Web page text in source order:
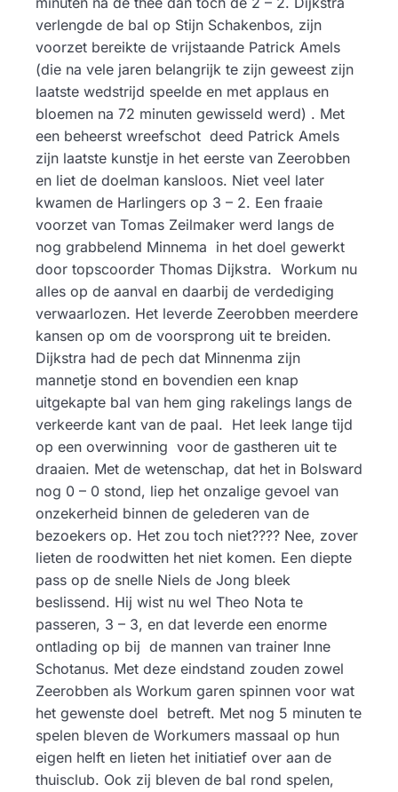
verlengde de bal op Stijn Schakenbos, zijn
voorzet bereikte de vrijstaande Patrick Amels
(die na vele jaren belangrijk te zijn geweest zijn
laatste wedstrijd speelde en met applaus en
bloemen na 72 minuten gewisseld werd) . Met
een beheerst wreefschot deed Patrick Amels
zijn laatste kunstje in het eerste van Zeerobben
en liet de doelman kansloos. Niet veel later
kwamen de Harlingers op 3 – 2. Een fraaie
voorzet van Tomas Zeilmaker werd langs de
nog grabbelend Minnema in het doel gewerkt
door topscoorder Thomas Dijkstra. Workum nu
alles op de aanval en daarbij de verdediging
verwaarlozen. Het leverde Zeerobben meerdere
kansen op om de voorsprong uit te breiden.
Dijkstra had de pech dat Minnenma zijn
mannetje stond en bovendien een knap
uitgekapte bal van hem ging rakelings langs de
verkeerde kant van de paal. Het leek lange tijd
op een overwinning voor de gastheren uit te
draaien. Met de wetenschap, dat het in Bolsward
nog 0 – 0 stond, liep het onzalige gevoel van
onzekerheid binnen de gelederen van de
bezoekers op. Het zou toch niet???? Nee, zover
lieten de roodwitten het niet komen. Een diepte
pass op de snelle Niels de Jong bleek
beslissend. Hij wist nu wel Theo Nota te
passeren, 3 – 3, en dat leverde een enorme
ontlading op bij de mannen van trainer Inne
Schotanus. Met deze eindstand zouden zowel
Zeerobben als Workum garen spinnen voor wat
het gewenste doel betreft. Met nog 5 minuten te
spelen bleven de Workumers massaal op hun
eigen helft en lieten het initiatief over aan de
thuisclub. Ook zij bleven de bal rond spelen,